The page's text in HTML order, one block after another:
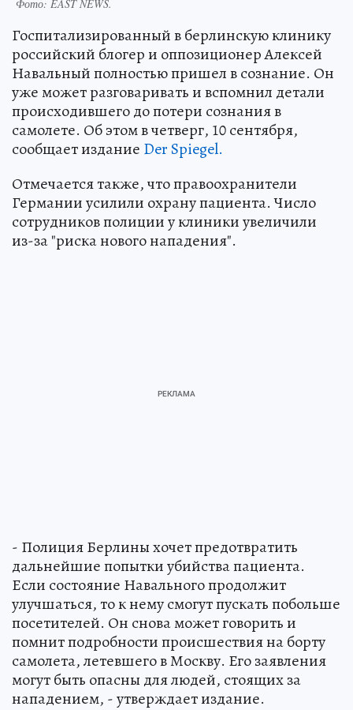
Фото: EAST NEWS.
Госпитализированный в берлинскую клинику
российский блогер и оппозиционер Алексей
Навальный полностью пришел в сознание. Он
уже может разговаривать и вспомнил детали
происходившего до потери сознания в
самолете. Об этом в четверг, 10 сентября,
сообщает издание Der Spiegel.
Отмечается также, что правоохранители
Германии усилили охрану пациента. Число
сотрудников полиции у клиники увеличили
из-за "риска нового нападения".
- Полиция Берлины хочет предотвратить
дальнейшие попытки убийства пациента.
Если состояние Навального продолжит
улучшаться, то к нему смогут пускать побольше
посетителей. Он снова может говорить и
помнит подробности происшествия на борту
самолета, летевшего в Москву. Его заявления
могут быть опасны для людей, стоящих за
нападением, - утверждает издание.